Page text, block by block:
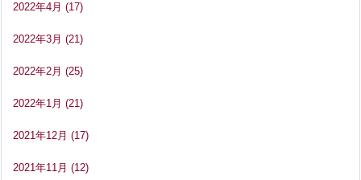
2022年4月 (17)
2022年3月 (21)
2022年2月 (25)
2022年1月 (21)
2021年12月 (17)
2021年11月 (12)